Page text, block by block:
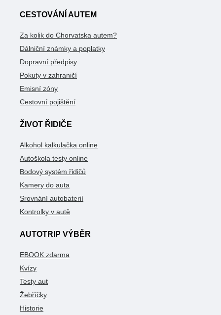
CESTOVÁNÍ AUTEM
Za kolik do Chorvatska autem?
Dálniční známky a poplatky
Dopravní předpisy
Pokuty v zahraničí
Emisní zóny
Cestovní pojištění
ŽIVOT ŘIDIČE
Alkohol kalkulačka online
Autoškola testy online
Bodový systém řidičů
Kamery do auta
Srovnání autobaterií
Kontrolky v autě
AUTOTRIP VÝBĚR
EBOOK zdarma
Kvízy
Testy aut
Žebříčky
Historie